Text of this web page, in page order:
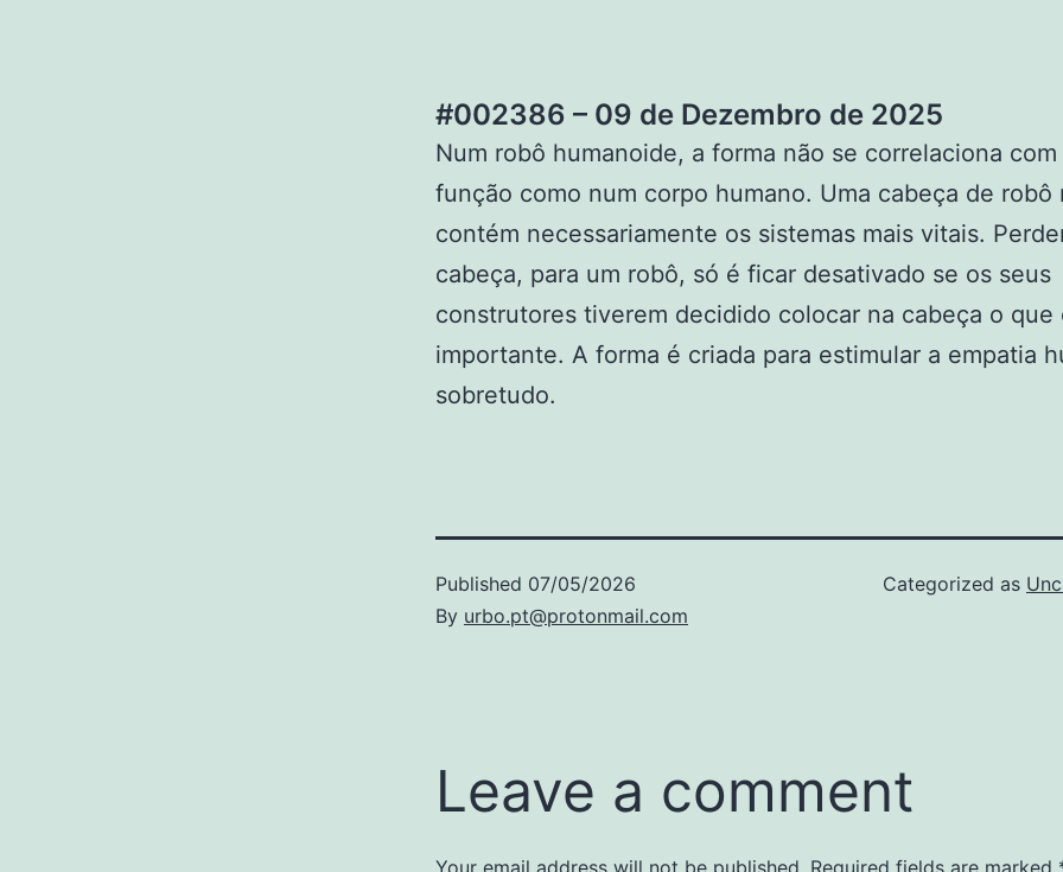
#002386 – 09 de Dezembro de 2025
Num robô humanoide, a forma não se correlaciona com
função como num corpo humano. Uma cabeça de robô
contém necessariamente os sistemas mais vitais.
cabeça, para um robô, só é ficar desativado se os seus
construtores tiverem decidido colocar na cabeça o que
importante. A forma é criada para estimular a empatia
sobretudo.
Published 07/05/2026
By urbo.pt@protonmail.com
Categorized as
Leave a comment